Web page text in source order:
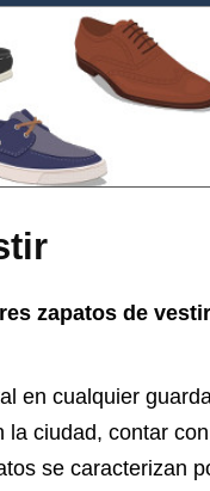
zapatos de
en cualquier
ciudad, contar
se caracterizan